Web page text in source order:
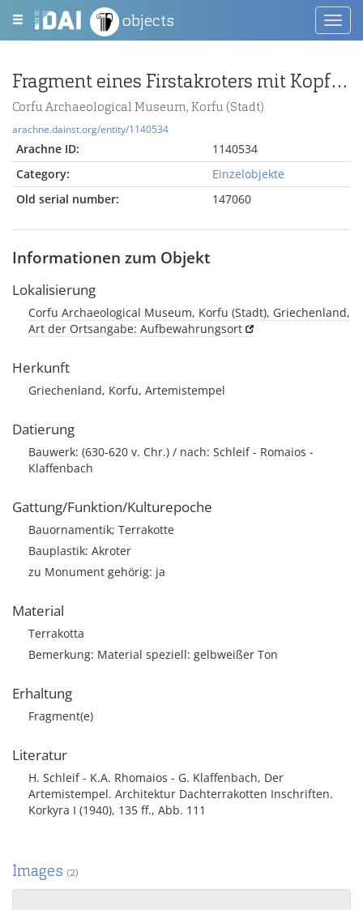
objects
Fragment eines Firstakroters mit Kopf einer Frau
Corfu Archaeological Museum, Korfu (Stadt)
arachne.dainst.org/entity/1140534
Arachne ID:
1140534
Category:
Einzelobjekte
Old serial number:
147060
Informationen zum Objekt
Lokalisierung
Corfu Archaeological Museum, Korfu (Stadt), Griechenland,
Art der Ortsangabe: Aufbewahrungsort
Herkunft
Griechenland, Korfu, Artemistempel
Datierung
Bauwerk: (630-620 v. Chr.) / nach: Schleif - Romaios -
Klaffenbach
Gattung/Funktion/Kulturepoche
Bauornamentik; Terrakotte
Bauplastik: Akroter
zu Monument gehörig: ja
Material
Terrakotta
Bemerkung: Material speziell: gelbweißer Ton
Erhaltung
Fragment(e)
Literatur
H. Schleif - K.A. Rhomaios - G. Klaffenbach, Der
Artemistempel. Architektur Dachterrakotten Inschriften.
Korkyra I (1940), 135 ff., Abb. 111
Images (2)